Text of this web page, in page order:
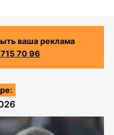
ваша реклама
70 96